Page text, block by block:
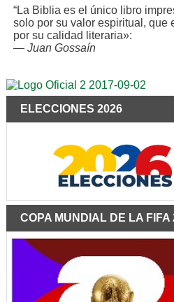
“La Biblia es el único libro
solo por su valor espiritual, que
por su calidad literaria»:
— Juan Gossaín
ELECCIONES 2026
COPA MUNDIAL DE LA FIFA